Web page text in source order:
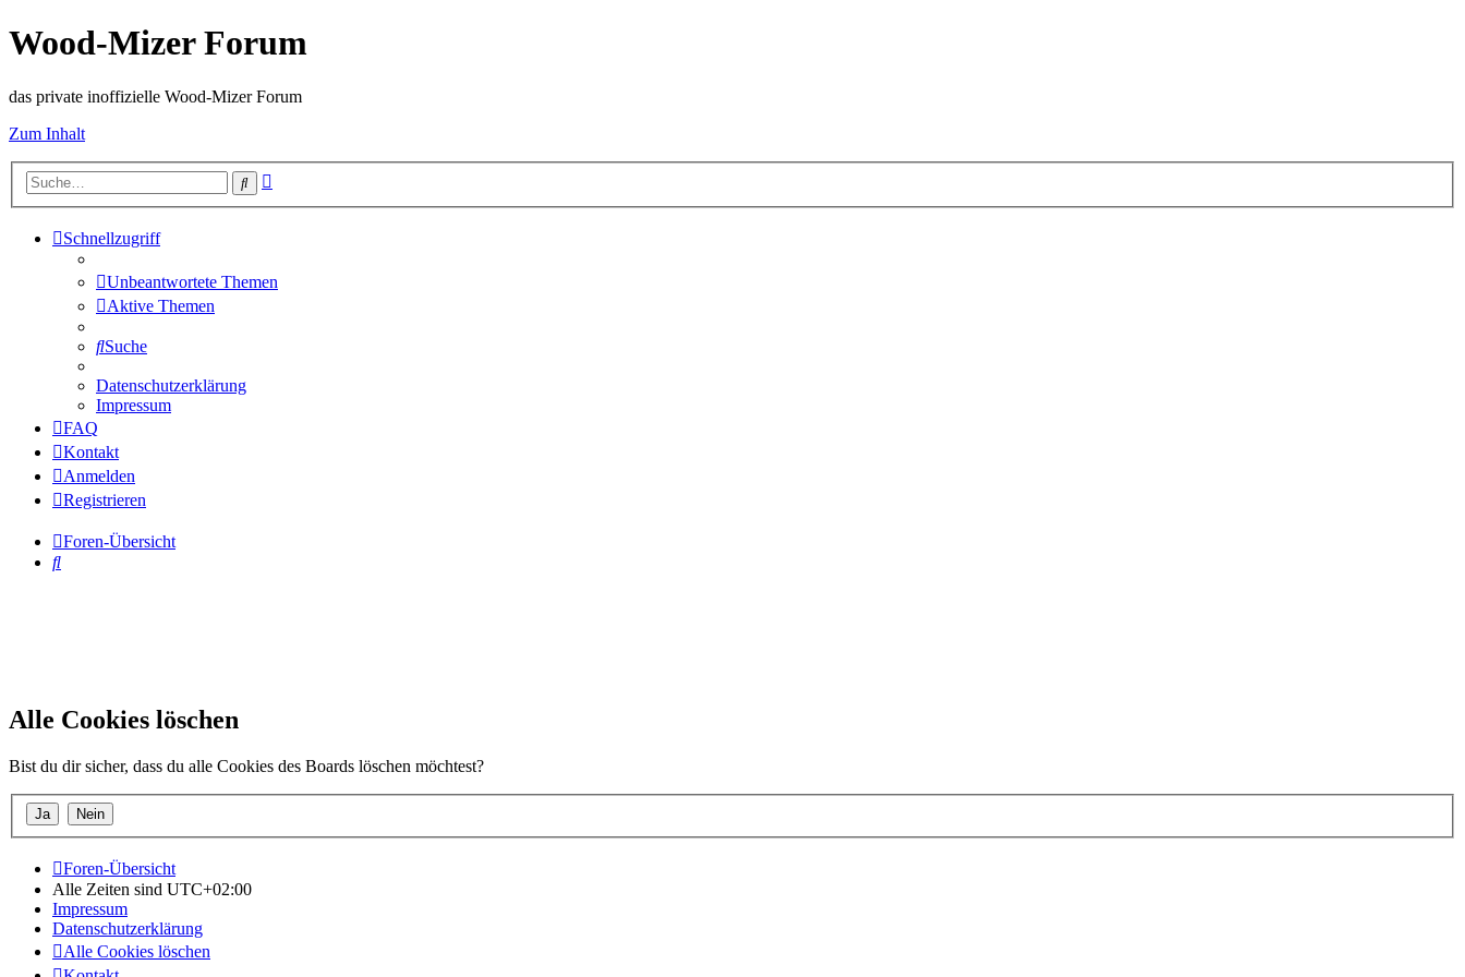
Wood-Mizer Forum
das private inoffizielle Wood-Mizer Forum
Zum Inhalt
Suche
Schnellzugriff
Unbeantwortete Themen
Aktive Themen
Suche
Datenschutzerklärung
Impressum
FAQ
Kontakt
Anmelden
Registrieren
Foren-Übersicht
Suche
Alle Cookies löschen
Bist du dir sicher, dass du alle Cookies des Boards löschen möchtest?
Foren-Übersicht
Alle Zeiten sind UTC+02:00
Impressum
Datenschutzerklärung
Alle Cookies löschen